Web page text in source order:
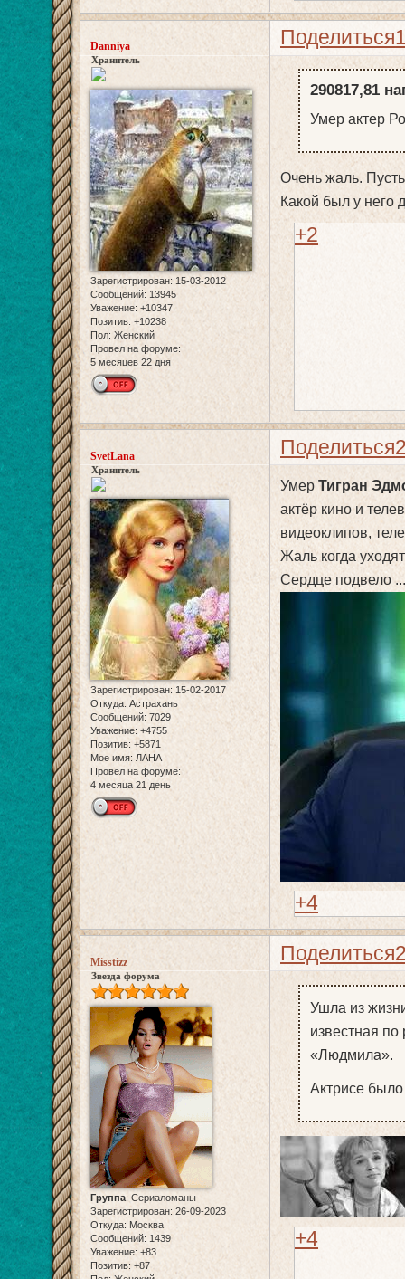
Поделиться
Danniya
Хранитель
Зарегистрирован: 15-03-2012
Сообщений: 13945
Уважение: +10347
Позитив: +10238
Пол: Женский
Провел на форуме:
5 месяцев 22 дня
290817,81
Умер актер
Очень жаль.
Какой был у него
+2
Поделиться
SvetLana
Хранитель
Зарегистрирован: 15-02-2017
Откуда: Астрахань
Сообщений: 7029
Уважение: +4755
Позитив: +5871
Мое имя: ЛАНА
Провел на форуме:
4 месяца 21 день
УмерТигран
актёр кино и
видеоклипов,
Жаль когда
Сердце подвело
+4
Поделиться
Misstizz
Звезда форума
Группа: Сериаломаны
Зарегистрирован: 26-09-2023
Откуда: Москва
Сообщений: 1439
Уважение: +83
Позитив: +87
Ушла из
известная
«Людмила».
Актрисе было
+4